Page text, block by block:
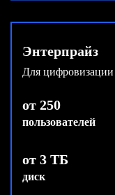
Энтерпрайз
Для цифровизации
от 250
пользователей
от 3 ТБ
диск